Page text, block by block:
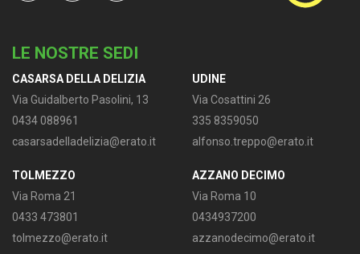
LE NOSTRE SEDI
CASARSA DELLA DELIZIA
Via Guidalberto Pasolini, 13
0434 088961
casarsadelladelizia@erato.it
UDINE
Via Cosattini 26
335 8359050
alfonso.treppo@erato.it
TOLMEZZO
Via Roma 21
0433 473801
tolmezzo@erato.it
AZZANO DECIMO
Via Roma 10
0434937200
azzanodecimo@erato.it